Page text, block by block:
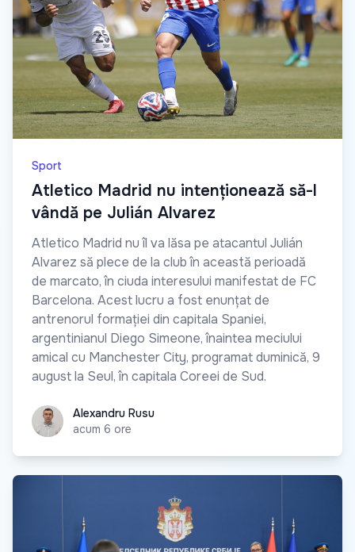
Sport
Atletico Madrid nu intenționează să-l
vândă pe Julián Alvarez
Atletico Madrid nu îl va lăsa pe atacantul Julián
Alvarez să plece de la club în această perioadă
de marcato, în ciuda interesului manifestat de FC
Barcelona. Acest lucru a fost enunțat de
antrenorul formației din capitala Spaniei,
argentinianul Diego Simeone, înaintea meciului
amical cu Manchester City, programat duminică, 9
august la Seul, în capitala Coreei de Sud.
Alexandru Rusu
Alexandru Rusu
acum 6 ore